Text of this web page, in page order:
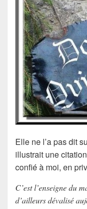
Elle ne l’a pas dit
illustrait une
confié à moi, en
C’est l’enseigne du
d’ailleurs dévalisé